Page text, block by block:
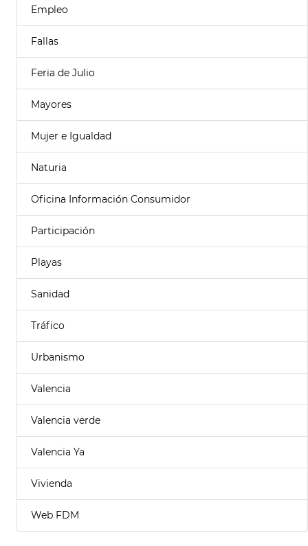
Empleo
Fallas
Feria de Julio
Mayores
Mujer e Igualdad
Naturia
Oficina Información Consumidor
Participación
Playas
Sanidad
Tráfico
Urbanismo
Valencia
Valencia verde
Valencia Ya
Vivienda
Web FDM